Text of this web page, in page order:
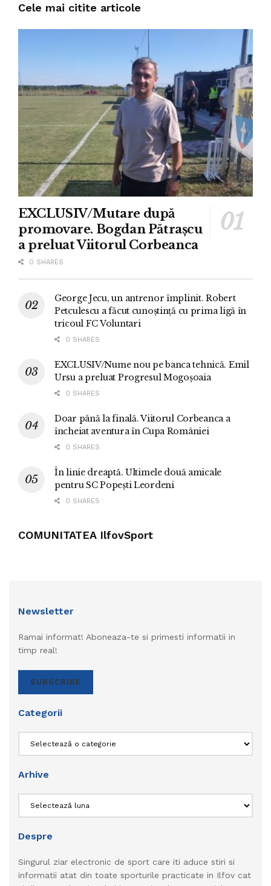
Cele mai citite articole
EXCLUSIV/Mutare după
promovare. Bogdan Pătrașcu
a preluat Viitorul Corbeanca
0 SHARES
George Jecu, un antrenor împlinit. Robert
Petculescu a făcut cunoștință cu prima ligă în
tricoul FC Voluntari
0 SHARES
EXCLUSIV/Nume nou pe banca tehnică. Emil
Ursu a preluat Progresul Mogoșoaia
0 SHARES
Doar până la finală. Viitorul Corbeanca a
încheiat aventura în Cupa României
0 SHARES
În linie dreaptă. Ultimele două amicale
pentru SC Popești Leordeni
0 SHARES
COMUNITATEA IlfovSport
Newsletter
Ramai informat! Aboneaza-te si primesti informatii in
timp real!
SUBSCRIBE
Categorii
Arhive
Despre
Singurul ziar electronic de sport care iti aduce stiri si
informatii atat din toate sporturile practicate in Ilfov cat